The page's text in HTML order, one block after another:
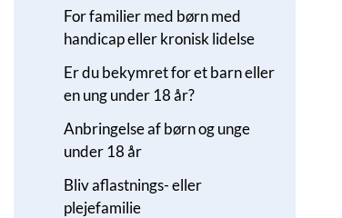
For familier med børn med
handicap eller kronisk lidelse
Er du bekymret for et barn eller
en ung under 18 år?
Anbringelse af børn og unge
under 18 år
Bliv aflastnings- eller
plejefamilie